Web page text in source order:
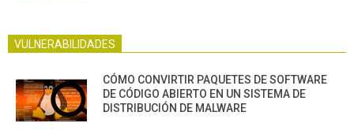
VULNERABILIDADES
CÓMO CONVIRTIR PAQUETES DE SOFTWARE
DE CÓDIGO ABIERTO EN UN SISTEMA DE
DISTRIBUCIÓN DE MALWARE